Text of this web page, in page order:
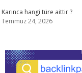
Karınca hangi türe aittir ?
Temmuz 24, 2026